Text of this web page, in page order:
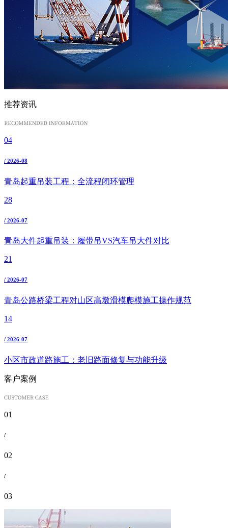
推荐资讯
04
/ 2026-08
青岛起重吊装工程：全流程闭环管理
28
/ 2026-07
青岛大件起重吊装：履带吊VS汽车吊大件对比
21
/ 2026-07
青岛公路桥梁工程对山区高墩滑模爬模施工操作规范
14
/ 2026-07
小区市政道路施工：老旧路面修复与功能升级
客户案例
01
/
02
/
03